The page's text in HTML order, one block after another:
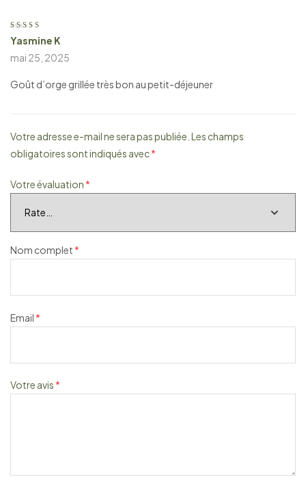
Note5sur 5
Yasmine K
mai 25, 2025
Goût d’orge grillée très bon au petit-déjeuner
Votre adresse e-mail ne sera pas publiée. Les champs
obligatoires sont indiqués avec*
Votre évaluation *
Votre avis *
Nom complet *
Email *